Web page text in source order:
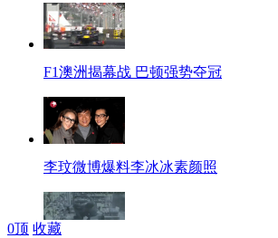
F1澳洲揭幕战 巴顿强势夺冠
李玟微博爆料李冰冰素颜照
0顶 收藏